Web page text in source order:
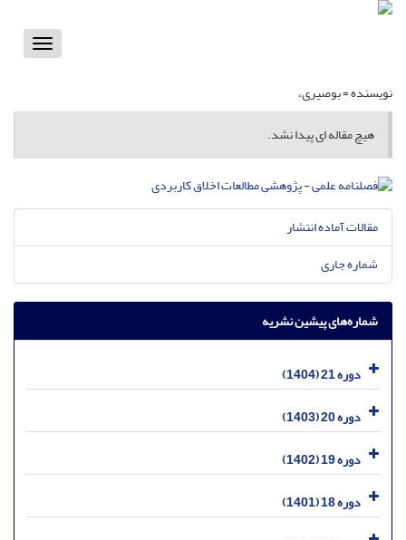
Toggle
نویسنده =بوصیری،
هیچ مقاله ای پیدا نشد.
مقالات آماده انتشار
شماره جاری
شماره‌های پیشین نشریه
دوره 21 (1404)
دوره 20 (1403)
دوره 19 (1402)
دوره 18 (1401)